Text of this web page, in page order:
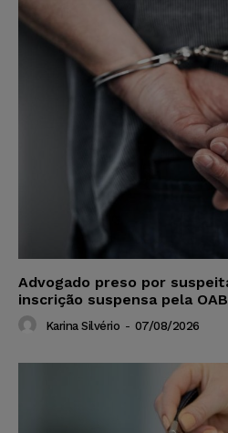
Advogado preso por
inscrição suspensa pela
Karina Silvério - 07/08/2026